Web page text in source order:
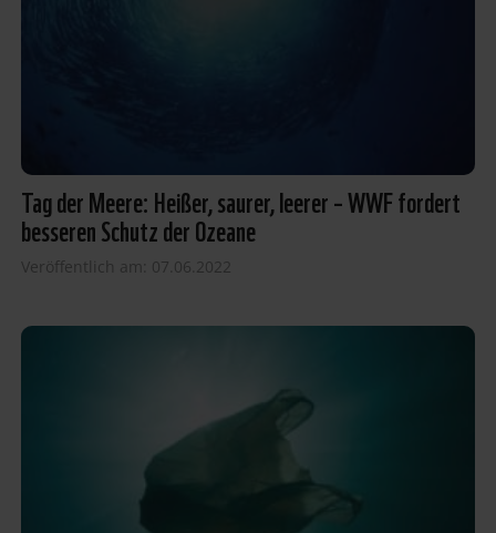
Tag der Meere: Heißer, saurer, leerer – WWF fordert
besseren Schutz der Ozeane
Veröffentlich am: 07.06.2022